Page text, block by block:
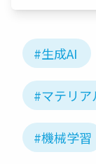
#生成AI
#マテリア
#機械学習